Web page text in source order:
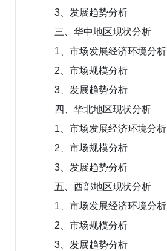
3、发展趋势分析
三、华中地区现状分析
1、市场发展经济环境分析
2、市场规模分析
3、发展趋势分析
四、华北地区现状分析
1、市场发展经济环境分析
2、市场规模分析
3、发展趋势分析
五、西部地区现状分析
1、市场发展经济环境分析
2、市场规模分析
3、发展趋势分析